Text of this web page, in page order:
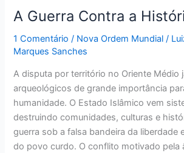
A Guerra Contra a
1 Comentário / Nova Ordem Mundial /
Marques Sanches
A disputa por território no Oriente Médio
arqueológicos de grande importância
humanidade. O Estado Islâmico vem
destruindo comunidades, culturas e
guerra sob a falsa bandeira da liberdade
do povo curdo. O conflito motivado pela